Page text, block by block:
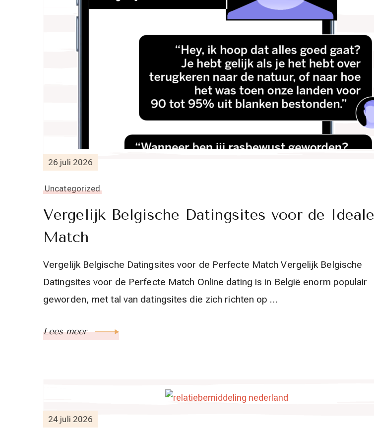
26 juli 2026
Uncategorized
Vergelijk Belgische Datingsites voor de Ideale
Match
Vergelijk Belgische Datingsites voor de Perfecte Match Vergelijk Belgische
Datingsites voor de Perfecte Match Online dating is in België enorm populair
geworden, met tal van datingsites die zich richten op …
Lees meer
24 juli 2026